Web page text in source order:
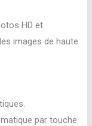
HD et
images de haute
par touche